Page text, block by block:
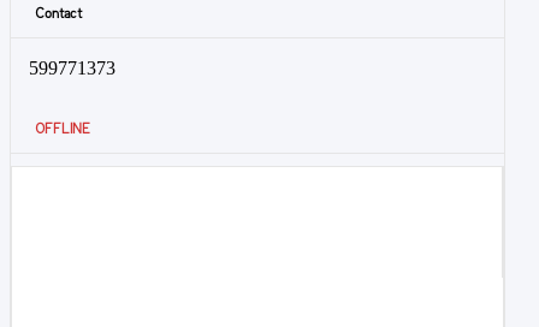
Contact
599771373
OFFLINE